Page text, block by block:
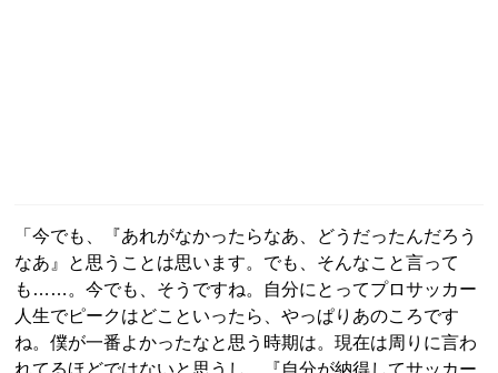
「今でも、『あれがなかったらなあ、どうだったんだろう
なあ』と思うことは思います。でも、そんなこと言って
も……。今でも、そうですね。自分にとってプロサッカー
人生でピークはどこといったら、やっぱりあのころです
ね。僕が一番よかったなと思う時期は。現在は周りに言わ